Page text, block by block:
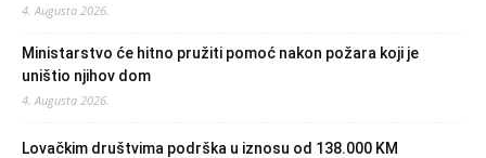
4. Augusta 2026.
Ministarstvo će hitno pružiti pomoć nakon požara koji je
uništio njihov dom
4. Augusta 2026.
Lovačkim društvima podrška u iznosu od 138.000 KM